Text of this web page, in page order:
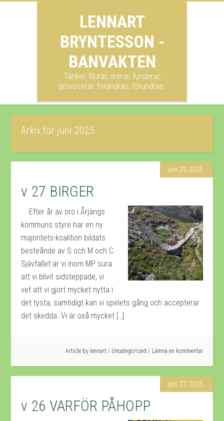
LENNART
BRYNTESSON -
BANVAKTEN
Tänker, filurar, orerar, funderar,
provocerar, förändras, förundras.
Arkiv för juni 2025
juni 29, 2025
v 27 BIRGER
Efter år av oro i Årjängs
kommuns styre har en ny
majoritets-koalition bildats
besteånde av S och M och C.
Sjävfallet är vi inom MP sura
att vi blivit sidsteppade, vi
vet att vi gjort mycket nytta i
det tysta, samtidigt kan vi spelets gång och accepterar
det skedda. Vi är oxå mycket […]
Article by lennart / Uncategorized Lämna en kommentar
juni 22, 2025
v 26 VARFÖR PÅHOPP